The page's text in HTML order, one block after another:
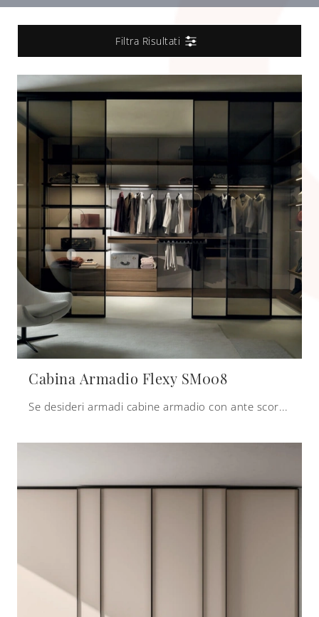
Filtra Risultati
Cabina Armadio Flexy SM008
Se desideri armadi cabine armadio con ante scorrevoli, clicca e scopri l'armadio Cabina Armadio Flexy SM008 di Zalf in melaminico.